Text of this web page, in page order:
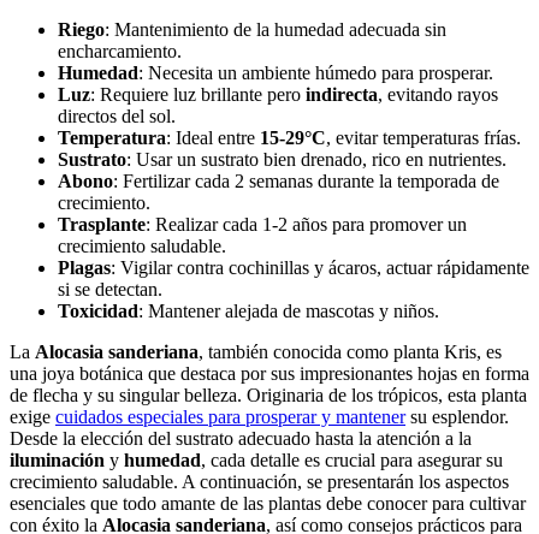
Riego: Mantenimiento de la humedad adecuada sin
encharcamiento.
Humedad: Necesita un ambiente húmedo para prosperar.
Luz: Requiere luz brillante pero indirecta, evitando rayos
directos del sol.
Temperatura: Ideal entre 15-29°C, evitar temperaturas frías.
Sustrato: Usar un sustrato bien drenado, rico en nutrientes.
Abono: Fertilizar cada 2 semanas durante la temporada de
crecimiento.
Trasplante: Realizar cada 1-2 años para promover un
crecimiento saludable.
Plagas: Vigilar contra cochinillas y ácaros, actuar rápidamente
si se detectan.
Toxicidad: Mantener alejada de mascotas y niños.
La Alocasia sanderiana, también conocida como planta Kris, es
una joya botánica que destaca por sus impresionantes hojas en forma
de flecha y su singular belleza. Originaria de los trópicos, esta planta
exige cuidados especiales para prosperar y mantenersu esplendor.
Desde la elección del sustrato adecuado hasta la atención a la
iluminación y humedad, cada detalle es crucial para asegurar su
crecimiento saludable. A continuación, se presentarán los aspectos
esenciales que todo amante de las plantas debe conocer para cultivar
con éxito la Alocasia sanderiana, así como consejos prácticos para